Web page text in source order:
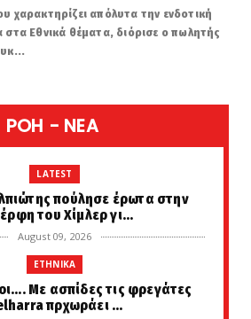
χαρακτηρίζει απόλυτα την ενδοτική
στα Εθνικά θέματα, διόρισε ο πωλητής
POH - NEA
LATEST
πούλησε έρωτα στην
του Χίμλερ γι...
August 09, 2026
ETHNIKA
Με ασπίδες τις φρεγάτες
πρχωράει ...